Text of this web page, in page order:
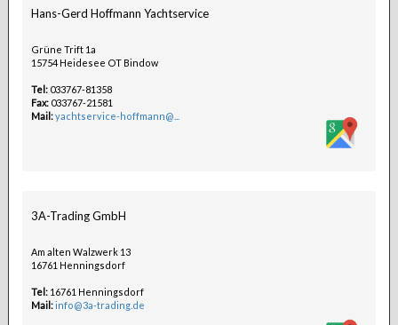
Hans-Gerd Hoffmann Yachtservice
Grüne Trift 1a
15754 Heidesee OT Bindow
Tel:033767-81358
Fax:033767-21581
Mail:yachtservice-hoffmann@...
3A-Trading GmbH
Am alten Walzwerk 13
16761 Henningsdorf
Tel:16761 Henningsdorf
Mail:info@3a-trading.de